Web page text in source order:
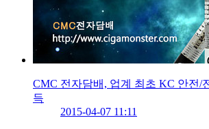
CMC 전자담배, 업계 최초 KC 안전/
득
2015-04-07 11:11